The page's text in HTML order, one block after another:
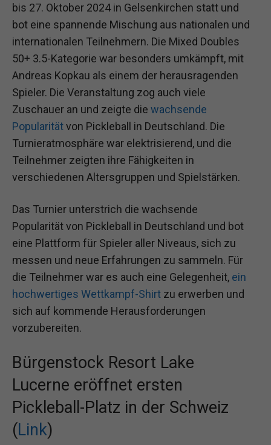
bis 27. Oktober 2024 in Gelsenkirchen statt und
bot eine spannende Mischung aus nationalen und
internationalen Teilnehmern. Die Mixed Doubles
50+ 3.5-Kategorie war besonders umkämpft, mit
Andreas Kopkau als einem der herausragenden
Spieler. Die Veranstaltung zog auch viele
Zuschauer an und zeigte die wachsende
Popularitätvon Pickleball in Deutschland. Die
Turnieratmosphäre war elektrisierend, und die
Teilnehmer zeigten ihre Fähigkeiten in
verschiedenen Altersgruppen und Spielstärken.
Das Turnier unterstrich die wachsende
Popularität von Pickleball in Deutschland und bot
eine Plattform für Spieler aller Niveaus, sich zu
messen und neue Erfahrungen zu sammeln. Für
die Teilnehmer war es auch eine Gelegenheit, ein
hochwertiges Wettkampf-Shirt zu erwerben und
sich auf kommende Herausforderungen
vorzubereiten.
Bürgenstock Resort Lake
Lucerne eröffnet ersten
Pickleball-Platz in der Schweiz
(Link)